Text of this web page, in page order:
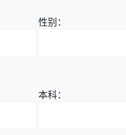
性别：
本科：